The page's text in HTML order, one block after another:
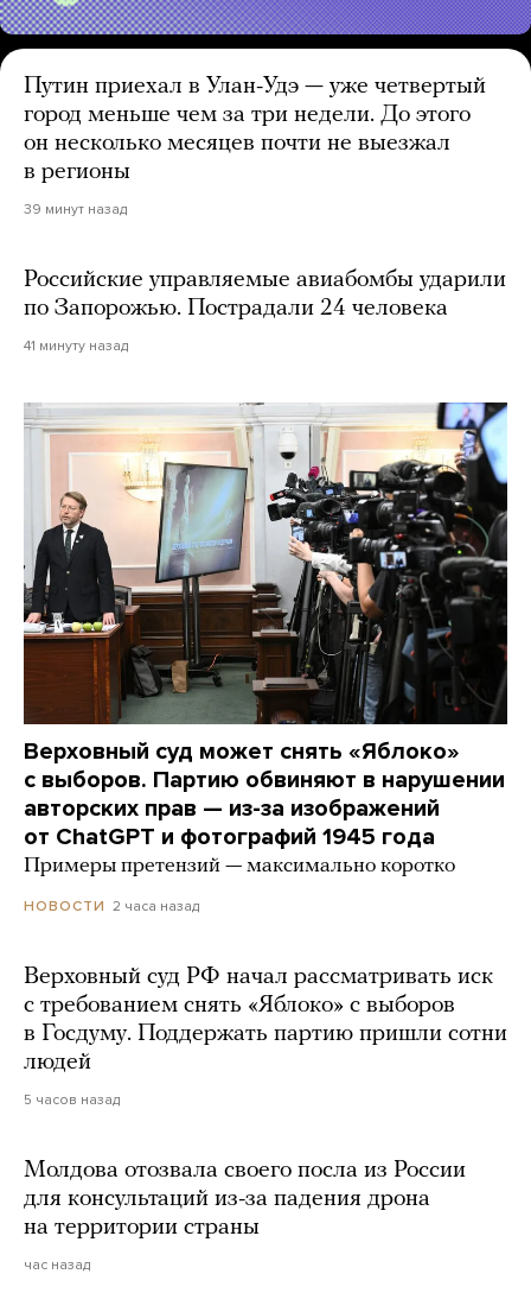
Путин приехал в Улан-Удэ — уже четвертый
город меньше чем за три недели. До этого
он несколько месяцев почти не выезжал
в регионы
39 минут назад
Российские управляемые авиабомбы ударили
по Запорожью. Пострадали 24 человека
41 минуту назад
Верховный суд может снять «Яблоко»
с выборов. Партию обвиняют в нарушении
авторских прав — из-за изображений
от ChatGPT и фотографий 1945 года
Примеры претензий — максимально коротко
НОВОСТИ 2 часа назад
Верховный суд РФ начал рассматривать иск
с требованием снять «Яблоко» с выборов
в Госдуму. Поддержать партию пришли сотни
людей
5 часов назад
Молдова отозвала своего посла из России
для консультаций из-за падения дрона
на территории страны
час назад